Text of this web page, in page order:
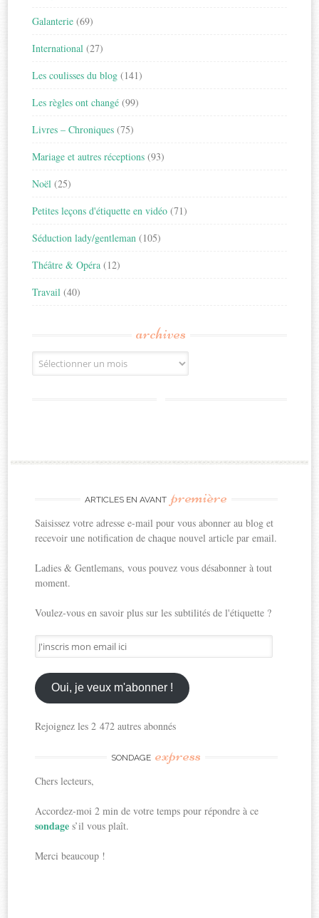
Galanterie (69)
International (27)
Les coulisses du blog (141)
Les règles ont changé (99)
Livres – Chroniques (75)
Mariage et autres réceptions (93)
Noël (25)
Petites leçons d'étiquette en vidéo (71)
Séduction lady/gentleman (105)
Théâtre & Opéra (12)
Travail (40)
archives
Archives
ARTICLES EN AVANT première
Saisissez votre adresse e-mail pour vous abonner au blog et
recevoir une notification de chaque nouvel article par email.
Ladies & Gentlemans, vous pouvez vous désabonner à tout
moment.
Voulez-vous en savoir plus sur les subtilités de l'étiquette ?
J'inscris
mon
email
ici
Oui, je veux m'abonner !
Rejoignez les 2 472 autres abonnés
SONDAGE express
Chers lecteurs,
Accordez-moi 2 min de votre temps pour répondre à ce
sondages’il vous plaît.
Merci beaucoup !